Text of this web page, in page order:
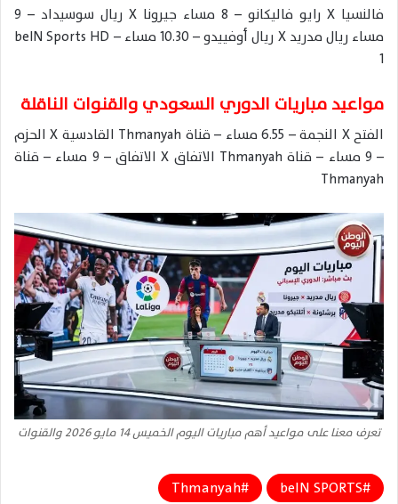
فالنسيا X رايو فاليكانو – 8 مساء جيرونا X ريال سوسيداد – 9
مساء ريال مدريد X ريال أوفييدو – 10.30 مساء – beIN Sports HD
1
مواعيد مباريات الدوري السعودي والقنوات الناقلة
الفتح X النجمة – 6.55 مساء – قناة Thmanyah القادسية X الحزم
– 9 مساء – قناة Thmanyah الاتفاق X الاتفاق – 9 مساء – قناة
Thmanyah
تعرف معنا على مواعيد أهم مباريات اليوم الخميس 14 مايو 2026 والقنوات
beIN SPORTS
Thmanyah